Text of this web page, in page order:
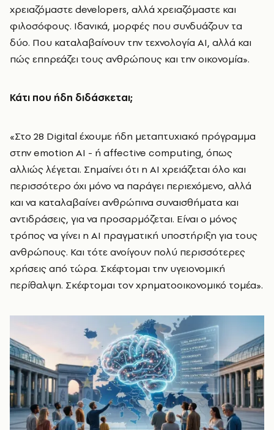
χρειαζόμαστε developers, αλλά χρειαζόμαστε και
φιλοσόφους. Ιδανικά, μορφές που συνδυάζουν τα
δύο. Που καταλαβαίνουν την τεχνολογία ΑΙ, αλλά και
πώς επηρεάζει τους ανθρώπους και την οικονομία».
Κάτι που ήδη διδάσκεται;
«Στο 28 Digital έχουμε ήδη μεταπτυχιακό πρόγραμμα
στην emotion AI - ή affective computing, όπως
αλλιώς λέγεται. Σημαίνει ότι η ΑΙ χρειάζεται όλο και
περισσότερο όχι μόνο να παράγει περιεχόμενο, αλλά
και να καταλαβαίνει ανθρώπινα συναισθήματα και
αντιδράσεις, για να προσαρμόζεται. Είναι ο μόνος
τρόπος να γίνει η ΑΙ πραγματική υποστήριξη για τους
ανθρώπους. Και τότε ανοίγουν πολύ περισσότερες
χρήσεις από τώρα. Σκέφτομαι την υγειονομική
περίθαλψη. Σκέφτομαι τον χρηματοοικονομικό τομέα».